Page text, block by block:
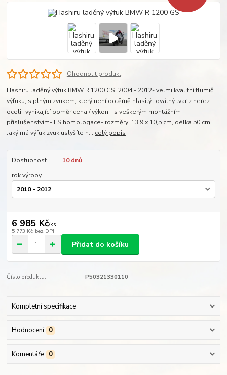
Ohodnotit produkt
Hashiru laděný výfuk BMW R 1200 GS 2004 - 2012- velmi kvalitní tlumič
výfuku, s plným zvukem, který není dotěrně hlasitý- oválný tvar z nerez
oceli- vynikající poměr cena / výkon - s veškerým montážním
příslušenstvím- ES homologace- rozměry: 13,9 x 10,5 cm, délka 50 cm
Jaký má výfuk zvuk uslyšíte n... celý popis
Dostupnost
10 dnů
rok výroby
6 985 Kč/ks
5 773 Kč bez DPH
Přidat do košíku
Číslo produktu: P50321330110
Kompletní specifikace
Hodnocení 0
Komentáře 0